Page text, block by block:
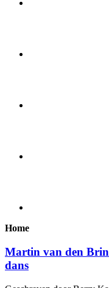
Home
Martin van den
dans